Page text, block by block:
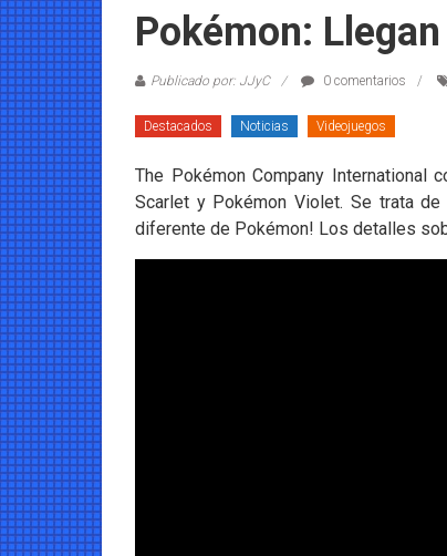
Coleccionables
y
entretenimiento
coleccionistas.
Pokémon:
Publicado por: JJyC 0 comentarios
Destacados Noticias Videojuegos
The Pokémon Company International
Scarlet y Pokémon Violet. Se trata
diferente de Pokémon! Los detalles